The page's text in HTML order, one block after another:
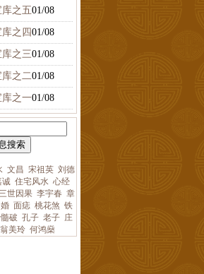
库之五01/08
之四01/08
库之三01/08
库之二01/08
库之一01/08
文昌 宋祖英 刘德
诚 住宅风水 心经
世因果 李宇春 章
面痣 桃花煞 铁
破 孔子 老子 庄
翁美玲 何鸿燊